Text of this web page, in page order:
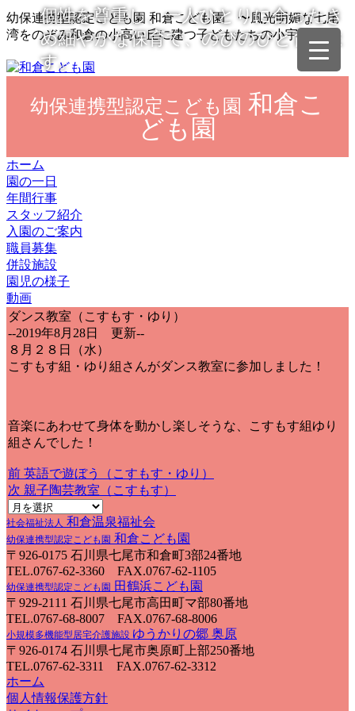
幼保連携型認定こども園 和倉こども園 〜風光明媚な七尾
湾をのぞみ和倉の小高い丘に建つ子どもたちの小宇宙〜
個性を尊重し、一人ひとりに合ったき
め細やかな保育で、のびのびと育てま
す。
幼保連携型認定こども園 和倉こ
ども園
ホーム
園の一日
年間行事
スタッフ紹介
入園のご案内
職員募集
併設施設
園児の様子
動画
ダンス教室（こすもす・ゆり）
--2019年8月28日 更新--
８月２８日（水）
こすもす組・ゆり組さんがダンス教室に参加しました！
音楽にあわせて身体を動かし楽しそうな、こすもす組ゆり
組さんでした！
投
稿
ナ
ビ
ゲ
ー
シ
ョ
ン
前 前
の
投
稿:
英語で遊ぼう（こすもす・ゆり）
次 次
の
投
稿:
親子陶芸教室（こすもす）
社会福祉法人 和倉温泉福祉会
幼保連携型認定こども園 和倉こども園
〒926-0175 石川県七尾市和倉町3部24番地
TEL.0767-62-3360 FAX.0767-62-1105
幼保連携型認定こども園 田鶴浜こども園
〒929-2111 石川県七尾市高田町マ部80番地
TEL.0767-68-8007 FAX.0767-68-8006
小規模多機能型居宅介護施設 ゆうかりの郷 奥原
〒926-0174 石川県七尾市奥原町上部250番地
TEL.0767-62-3311 FAX.0767-62-3312
ホーム
個人情報保護方針